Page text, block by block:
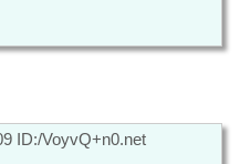
ID:/VoyvQ+n0.net